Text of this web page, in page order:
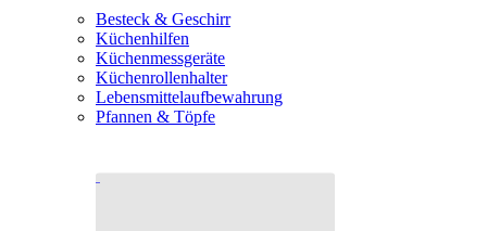
Besteck & Geschirr
Küchenhilfen
Küchenmessgeräte
Küchenrollenhalter
Lebensmittelaufbewahrung
Pfannen & Töpfe